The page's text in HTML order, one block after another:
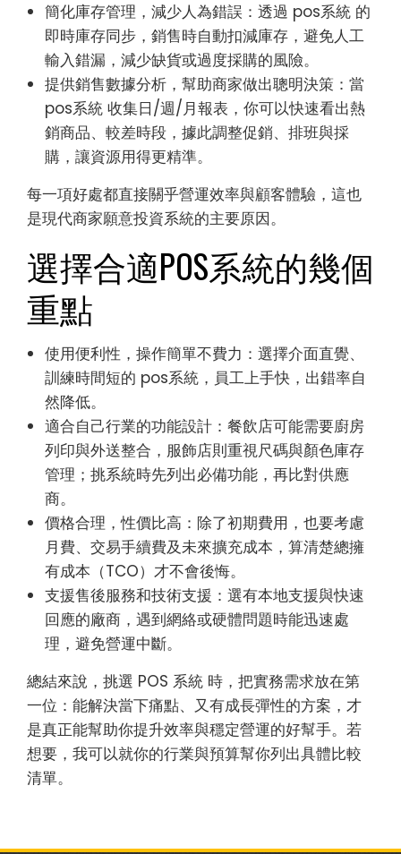
簡化庫存管理，減少人為錯誤：透過 pos系統 的
即時庫存同步，銷售時自動扣減庫存，避免人工
輸入錯漏，減少缺貨或過度採購的風險。
提供銷售數據分析，幫助商家做出聰明決策：當
pos系統 收集日/週/月報表，你可以快速看出熱
銷商品、較差時段，據此調整促銷、排班與採
購，讓資源用得更精準。
每一項好處都直接關乎營運效率與顧客體驗，這也
是現代商家願意投資系統的主要原因。
選擇合適POS系統的幾個
重點
使用便利性，操作簡單不費力：選擇介面直覺、
訓練時間短的 pos系統，員工上手快，出錯率自
然降低。
適合自己行業的功能設計：餐飲店可能需要廚房
列印與外送整合，服飾店則重視尺碼與顏色庫存
管理；挑系統時先列出必備功能，再比對供應
商。
價格合理，性價比高：除了初期費用，也要考慮
月費、交易手續費及未來擴充成本，算清楚總擁
有成本（TCO）才不會後悔。
支援售後服務和技術支援：選有本地支援與快速
回應的廠商，遇到網絡或硬體問題時能迅速處
理，避免營運中斷。
總結來說，挑選 POS 系統 時，把實務需求放在第
一位：能解決當下痛點、又有成長彈性的方案，才
是真正能幫助你提升效率與穩定營運的好幫手。若
想要，我可以就你的行業與預算幫你列出具體比較
清單。